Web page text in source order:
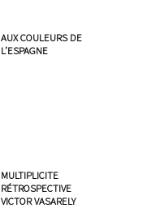
AUX COULEURS DE
L’ESPAGNE
MULTIPLICITE
RÉTROSPECTIVE
VICTOR VASARELY